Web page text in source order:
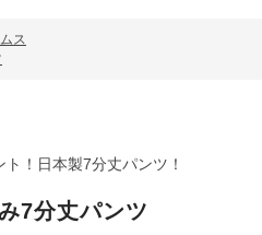
ス
！日本製7分丈パンツ！
7分丈パンツ